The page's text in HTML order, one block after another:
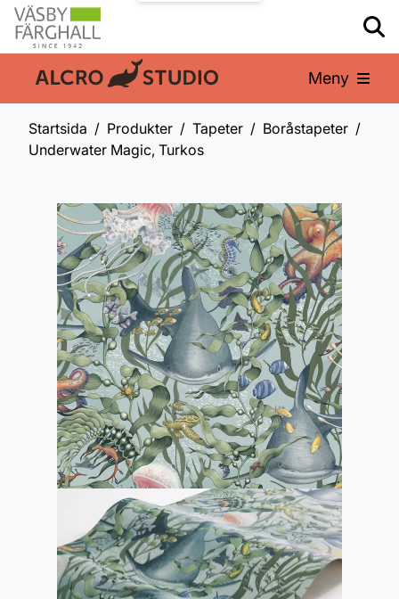
En del av: Meny
Startsida Produkter Tapeter
Boråstapeter
Underwater Magic, Turkos